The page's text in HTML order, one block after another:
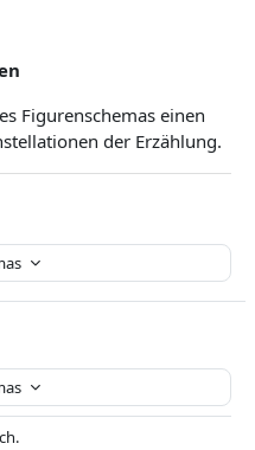
Figurenschemas einen
der Erzählung.